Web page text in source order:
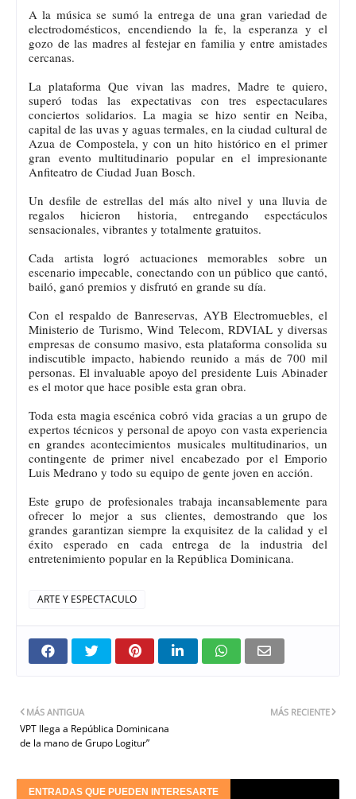
A la música se sumó la entrega de una gran variedad de
electrodomésticos, encendiendo la fe, la esperanza y el
gozo de las madres al festejar en familia y entre amistades
cercanas.
La plataforma Que vivan las madres, Madre te quiero,
superó todas las expectativas con tres espectaculares
conciertos solidarios. La magia se hizo sentir en Neiba,
capital de las uvas y aguas termales, en la ciudad cultural de
Azua de Compostela, y con un hito histórico en el primer
gran evento multitudinario popular en el impresionante
Anfiteatro de Ciudad Juan Bosch.
Un desfile de estrellas del más alto nivel y una lluvia de
regalos hicieron historia, entregando espectáculos
sensacionales, vibrantes y totalmente gratuitos.
Cada artista logró actuaciones memorables sobre un
escenario impecable, conectando con un público que cantó,
bailó, ganó premios y disfrutó en grande su día.
Con el respaldo de Banreservas, AYB Electromuebles, el
Ministerio de Turismo, Wind Telecom, RDVIAL y diversas
empresas de consumo masivo, esta plataforma consolida su
indiscutible impacto, habiendo reunido a más de 700 mil
personas. El invaluable apoyo del presidente Luis Abinader
es el motor que hace posible esta gran obra.
Toda esta magia escénica cobró vida gracias a un grupo de
expertos técnicos y personal de apoyo con vasta experiencia
en grandes acontecimientos musicales multitudinarios, un
contingente de primer nivel encabezado por el Emporio
Luis Medrano y todo su equipo de gente joven en acción.
Este grupo de profesionales trabaja incansablemente para
ofrecer lo mejor a sus clientes, demostrando que los
grandes garantizan siempre la exquisitez de la calidad y el
éxito esperado en cada entrega de la industria del
entretenimiento popular en la República Dominicana.
ARTE Y ESPECTACULO
MÁS RECIENTE
MÁS ANTIGUA
VPT llega a República Dominicana
de la mano de Grupo Logitur”
ENTRADAS QUE PUEDEN INTERESARTE